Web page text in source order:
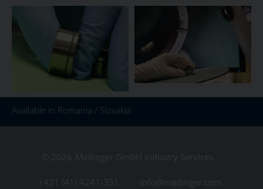
Available in Romania / Slovakia